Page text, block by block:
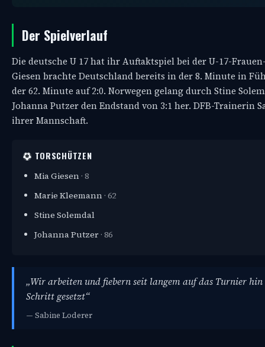
Der Spielverlauf
Die deutsche U 17 hat ihr Auftaktspiel bei der U-17-
Giesen brachte Deutschland bereits in der 8. Minute in
der 62. Minute auf 2:0. Norwegen gelang durch Stine
Johanna Putzer den Endstand von 3:1 her. DFB-Trainerin
ihrer Mannschaft.
TORSCHÜTZEN
Mia Giesen · 8
Marie Kleemann · 62
Stine Solemdal
Johanna Putzer · 86
„Wir arbeiten und fiebern seit langem auf das Turnier
Schritt gesetzt“
— Sabine Loderer